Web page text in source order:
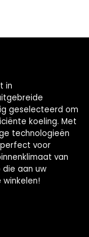
in
geselecteerd om
koeling. Met
technologieën
perfect voor
van
die aan uw